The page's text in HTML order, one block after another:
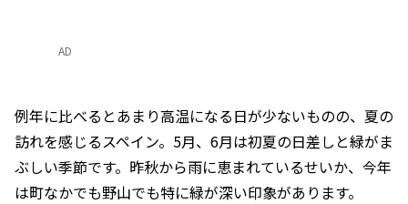
AD
例年に比べるとあまり高温になる日が少ないものの、夏の
訪れを感じるスペイン。5月、6月は初夏の日差しと緑がま
ぶしい季節です。昨秋から雨に恵まれているせいか、今年
は町なかでも野山でも特に緑が深い印象があります。